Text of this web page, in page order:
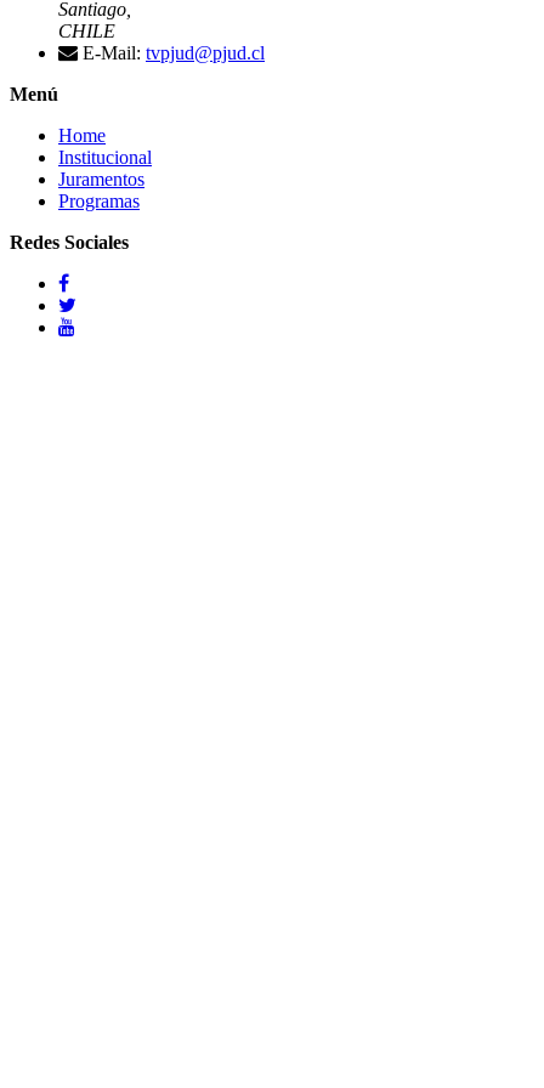
Santiago,
CHILE
E-Mail: tvpjud@pjud.cl
Menú
Home
Institucional
Juramentos
Programas
Redes Sociales